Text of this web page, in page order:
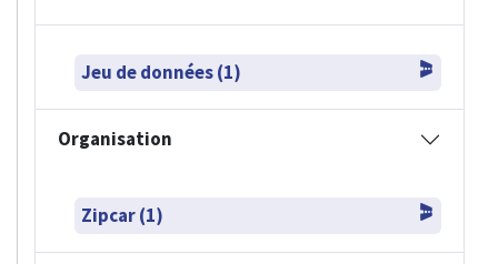
Jeu de données (1)
Organisation
Zipcar (1)